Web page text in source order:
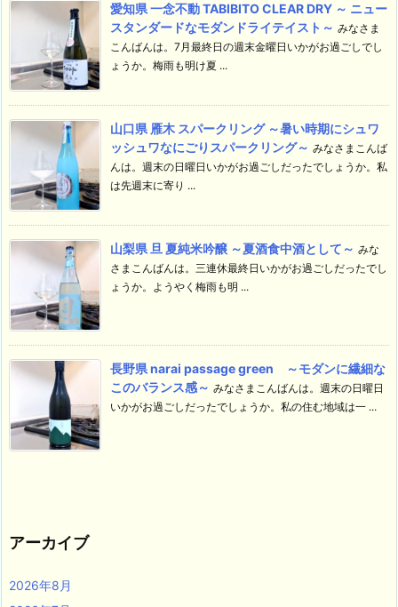
愛知県 一念不動 TABIBITO CLEAR DRY ～ ニュー
スタンダードなモダンドライテイスト～ みなさま
こんばんは。7月最終日の週末金曜日いかがお過ごしでし
ょうか。梅雨も明け夏 ...
山口県 雁木 スパークリング ～暑い時期にシュワ
ッシュワなにごりスパークリング～ みなさまこんば
んは。週末の日曜日いかがお過ごしだったでしょうか。私
は先週末に寄り ...
山梨県 旦 夏純米吟醸 ～夏酒食中酒として～ みな
さまこんばんは。三連休最終日いかがお過ごしだったでし
ょうか。ようやく梅雨も明 ...
長野県 narai passage green ～モダンに繊細な
このバランス感～ みなさまこんばんは。週末の日曜日
いかがお過ごしだったでしょうか。私の住む地域は一 ...
アーカイブ
2026年8月